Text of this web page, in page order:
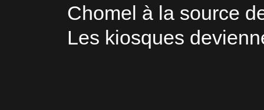
Chomel à la source
Les kiosques